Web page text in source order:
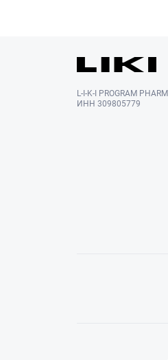
L-I-K-I PROGRAM PHARM
ИНН 309805779